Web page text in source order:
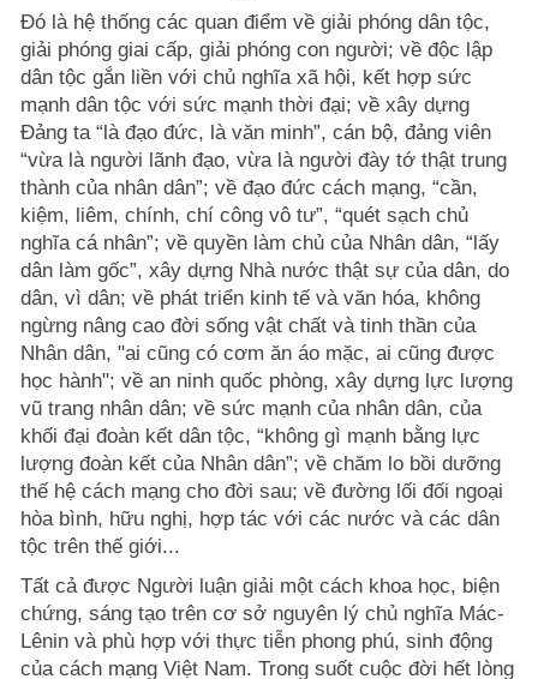
Đó là hệ thống các quan điểm về giải phóng dân tộc,
giải phóng giai cấp, giải phóng con người; về độc lập
dân tộc gắn liền với chủ nghĩa xã hội, kết hợp sức
mạnh dân tộc với sức mạnh thời đại; về xây dựng
Đảng ta “là đạo đức, là văn minh”, cán bộ, đảng viên
“vừa là người lãnh đạo, vừa là người đày tớ thật trung
thành của nhân dân”; về đạo đức cách mạng, “cần,
kiệm, liêm, chính, chí công vô tư”, “quét sạch chủ
nghĩa cá nhân”; về quyền làm chủ của Nhân dân, “lấy
dân làm gốc”, xây dựng Nhà nước thật sự của dân, do
dân, vì dân; về phát triển kinh tế và văn hóa, không
ngừng nâng cao đời sống vật chất và tinh thần của
Nhân dân, "ai cũng có cơm ăn áo mặc, ai cũng được
học hành"; về an ninh quốc phòng, xây dựng lực lượng
vũ trang nhân dân; về sức mạnh của nhân dân, của
khối đại đoàn kết dân tộc, “không gì mạnh bằng lực
lượng đoàn kết của Nhân dân”; về chăm lo bồi dưỡng
thế hệ cách mạng cho đời sau; về đường lối đối ngoại
hòa bình, hữu nghị, hợp tác với các nước và các dân
tộc trên thế giới...
Tất cả được Người luận giải một cách khoa học, biện
chứng, sáng tạo trên cơ sở nguyên lý chủ nghĩa Mác-
Lênin và phù hợp với thực tiễn phong phú, sinh động
của cách mạng Việt Nam. Trong suốt cuộc đời hết lòng